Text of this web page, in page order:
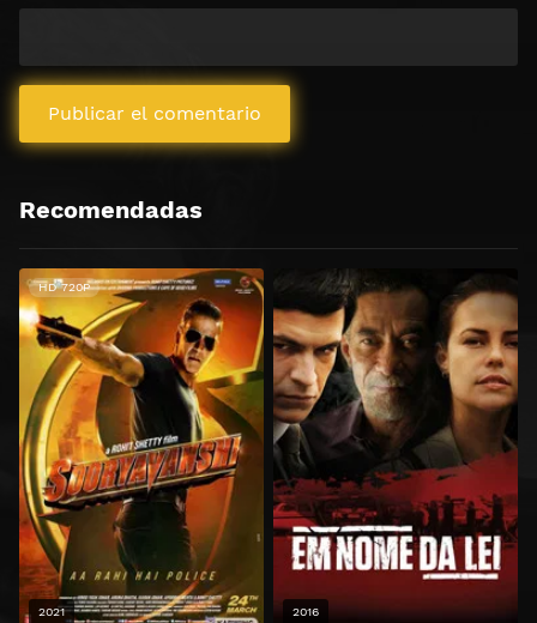
Recomendadas
HD 720P
2021 2016